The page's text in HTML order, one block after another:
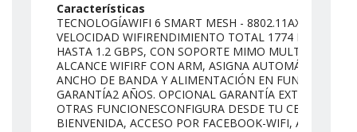
Características
TECNOLOGÍAWIFI 6 SMART MESH - 8802.11AX RÁPIDO,
VELOCIDAD WIFIRENDIMIENTO TOTAL 1774 MBPS (WI-
HASTA 1.2 GBPS, CON SOPORTE MIMO
ALCANCE WIFIRF CON ARM, ASIGNA
ANCHO DE BANDA Y ALIMENTACIÓN EN FUNCIÓN DEL
GARANTÍA2 AÑOS. OPCIONAL GARANTÍA EXTENDIDA
OTRAS FUNCIONESCONFIGURA DESDE TU
BIENVENIDA, ACCESO POR FACEBOOK-WIFI,